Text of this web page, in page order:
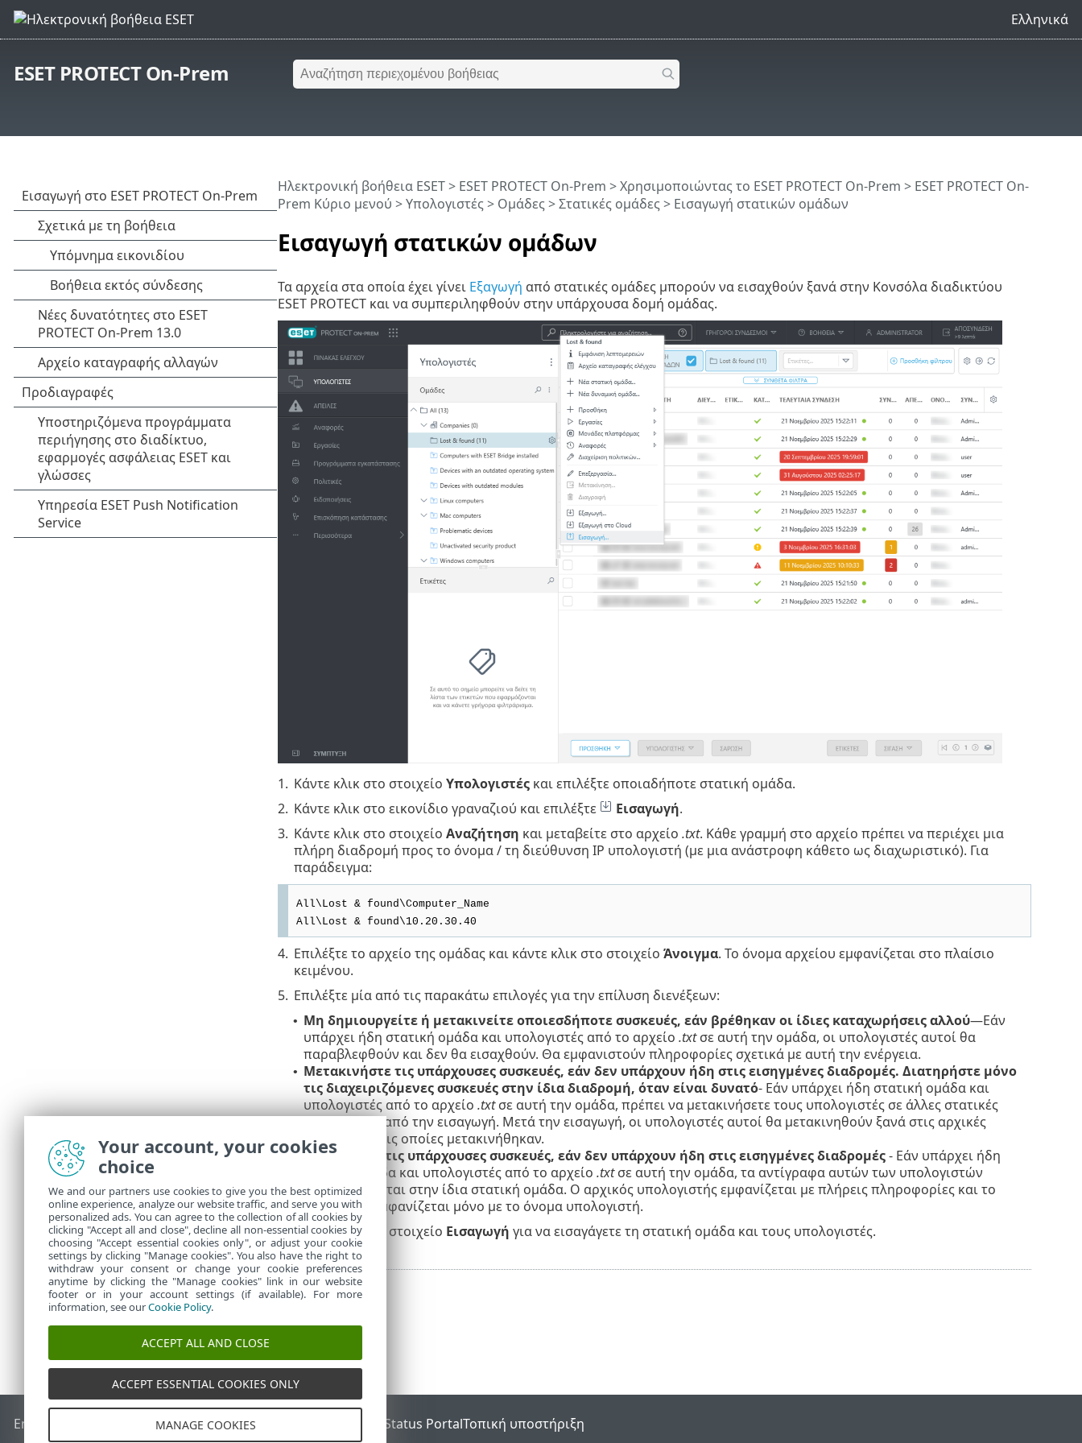
Ελληνικά
ESET PROTECT On-Prem
Εισαγωγή στατικών ομάδων
Ηλεκτρονική βοήθεια ESET> ESET PROTECT On-Prem >Χρησιμοποιώντας το ESET PROTECT On-Prem > ESET PROTECT On-
Prem Κύριο μενού >Υπολογιστές> Ομάδες>Στατικές ομάδες> Εισαγωγή στατικών ομάδων
Τα αρχεία στα οποία έχει γίνει Εξαγωγή από στατικές ομάδες μπορούν να εισαχθούν ξανά στην Κονσόλα διαδικτύου
ESET PROTECT και να συμπεριληφθούν στην υπάρχουσα δομή ομάδας.
1. Κάντε κλικ στο στοιχείο Υπολογιστέςκαι επιλέξτε οποιαδήποτε στατική ομάδα.
2. Κάντε κλικ στο εικονίδιο γραναζιού και επιλέξτε Εισαγωγή.
3. Κάντε κλικ στο στοιχείο Αναζήτηση και μεταβείτε στο αρχείο .txt. Κάθε γραμμή στο αρχείο πρέπει να περιέχει μια
πλήρη διαδρομή προς το όνομα / τη διεύθυνση IP υπολογιστή (με μια ανάστροφη κάθετο ως διαχωριστικό). Για
παράδειγμα:
All\Lost & found\Computer_Name
All\Lost & found\10.20.30.40
4. Επιλέξτε το αρχείο της ομάδας και κάντε κλικ στο στοιχείο Άνοιγμα. Το όνομα αρχείου εμφανίζεται στο πλαίσιο
κειμένου.
5. Επιλέξτε μία από τις παρακάτω επιλογές για την επίλυση διενέξεων:
• Μη δημιουργείτε ή μετακινείτε οποιεσδήποτε συσκευές, εάν βρέθηκαν οι ίδιες καταχωρήσεις αλλού—Εάν
υπάρχει ήδη στατική ομάδα και υπολογιστές από το αρχείο .txtσε αυτή την ομάδα, οι υπολογιστές αυτοί θα
παραβλεφθούν και δεν θα εισαχθούν. Θα εμφανιστούν πληροφορίες σχετικά με αυτή την ενέργεια.
• Μετακινήστε τις υπάρχουσες συσκευές, εάν δεν υπάρχουν ήδη στις εισηγμένες διαδρομές. Διατηρήστε μόνο
τις διαχειριζόμενες συσκευές στην ίδια διαδρομή, όταν είναι δυνατό- Εάν υπάρχει ήδη στατική ομάδα και
υπολογιστές από το αρχείο .txtσε αυτή την ομάδα, πρέπει να μετακινήσετε τους υπολογιστές σε άλλες στατικές
ομάδες πριν από την εισαγωγή. Μετά την εισαγωγή, οι υπολογιστές αυτοί θα μετακινηθούν ξανά στις αρχικές
ομάδες από τις οποίες μετακινήθηκαν.
• Αντιγράψτε τις υπάρχουσες συσκευές, εάν δεν υπάρχουν ήδη στις εισηγμένες διαδρομές- Εάν υπάρχει ήδη
στατική ομάδα και υπολογιστές από το αρχείο .txtσε αυτή την ομάδα, τα αντίγραφα αυτών των υπολογιστών
δημιουργούνται στην ίδια στατική ομάδα. Ο αρχικός υπολογιστής εμφανίζεται με πλήρεις πληροφορίες και το
αντίγραφο εμφανίζεται μόνο με το όνομα υπολογιστή.
6. Κάντε κλικ στο στοιχείο Εισαγωγή για να εισαγάγετε τη στατική ομάδα και τους υπολογιστές.
End of Life Γνωσιακή βάση ESET Ομάδα συζήτησης ESET ESET Status PortalΤοπική υποστήριξη
Your account, your cookies
choice
We and our partners use cookies to give you the best optimized
online experience, analyze our website traffic, and serve you with
personalized ads. You can agree to the collection of all cookies by
clicking "Accept all and close", decline all non-essential cookies by
choosing "Accept essential cookies only", or adjust your cookie
settings by clicking "Manage cookies". You also have the right to
withdraw your consent or change your cookie preferences
anytime by clicking the "Manage cookies" link in our website
footer or in your account settings (if available). For more
information, see ourCookie Policy.
ACCEPT ALL AND CLOSE
ACCEPT ESSENTIAL COOKIES ONLY
MANAGE COOKIES